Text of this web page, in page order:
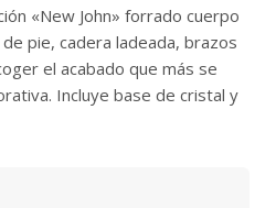
«New John» forrado cuerpo
pie, cadera ladeada, brazos
el acabado que más se
Incluye base de cristal y